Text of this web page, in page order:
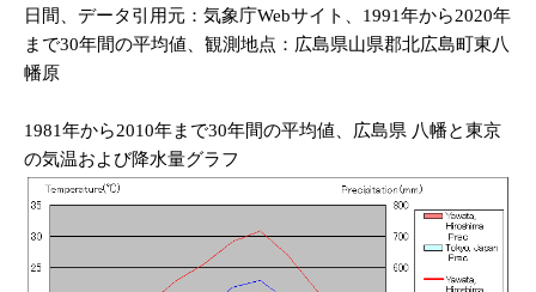
日間、データ引用元：気象庁Webサイト、1991年から2020年
まで30年間の平均値、観測地点：広島県山県郡北広島町東八
幡原
1981年から2010年まで30年間の平均値、広島県 八幡と東京
の気温および降水量グラフ